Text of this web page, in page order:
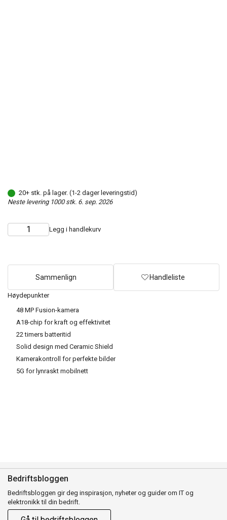
Høydepunkter
48 MP Fusion-kamera
A18-chip for kraft og effektivitet
22 timers batteritid
Solid design med Ceramic Shield
Kamerakontroll for perfekte bilder
5G for lynraskt mobilnett
20+ stk. på lager. (1-2 dager leveringstid)
Neste levering 1000 stk. 6. sep. 2026
Choose
Quantity Legg i handlekurv
Sammenlign Handleliste
Bedriftsbloggen
Bedriftsbloggen gir deg inspirasjon, nyheter og guider om IT og
elektronikk til din bedrift.